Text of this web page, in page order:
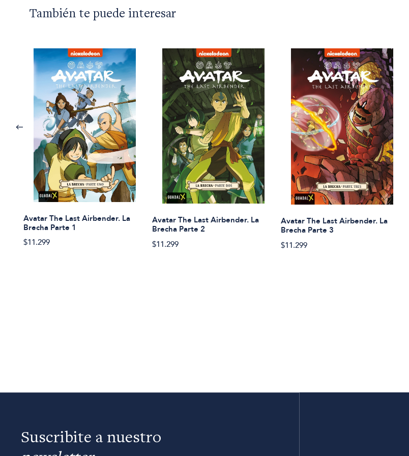
También te puede interesar
Avatar The Last Airbender. La
Brecha Parte 1
$11.299
Avatar The Last Airbender. La
Brecha Parte 2
$11.299
Avatar The Last Airbender. La
Brecha Parte 3
$11.299
Suscribite a nuestro